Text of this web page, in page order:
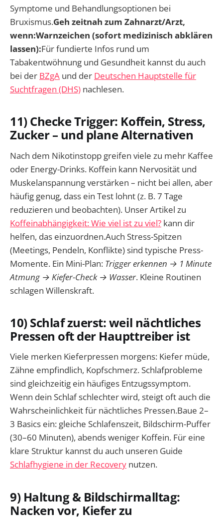
Symptome und Behandlungsoptionen bei
Bruxismus.Geh zeitnah zum Zahnarzt/Arzt,
wenn:Warnzeichen (sofort medizinisch abklären
lassen):Für fundierte Infos rund um
Tabakentwöhnung und Gesundheit kannst du auch
bei der BZgA und der Deutschen Hauptstelle für
Suchtfragen (DHS) nachlesen.
11) Checke Trigger: Koffein, Stress,
Zucker – und plane Alternativen
Nach dem Nikotinstopp greifen viele zu mehr Kaffee
oder Energy-Drinks. Koffein kann Nervosität und
Muskelanspannung verstärken – nicht bei allen, aber
häufig genug, dass ein Test lohnt (z. B. 7 Tage
reduzieren und beobachten). Unser Artikel zu
Koffeinabhängigkeit: Wie viel ist zu viel? kann dir
helfen, das einzuordnen.Auch Stress-Spitzen
(Meetings, Pendeln, Konflikte) sind typische Press-
Momente. Ein Mini-Plan: Trigger erkennen → 1 Minute
Atmung → Kiefer-Check → Wasser. Kleine Routinen
schlagen Willenskraft.
10) Schlaf zuerst: weil nächtliches
Pressen oft der Haupttreiber ist
Viele merken Kieferpressen morgens: Kiefer müde,
Zähne empfindlich, Kopfschmerz. Schlafprobleme
sind gleichzeitig ein häufiges Entzugssymptom.
Wenn dein Schlaf schlechter wird, steigt oft auch die
Wahrscheinlichkeit für nächtliches Pressen.Baue 2–
3 Basics ein: gleiche Schlafenszeit, Bildschirm-Puffer
(30–60 Minuten), abends weniger Koffein. Für eine
klare Struktur kannst du auch unseren Guide
Schlafhygiene in der Recovery nutzen.
9) Haltung & Bildschirmalltag:
Nacken vor, Kiefer zu